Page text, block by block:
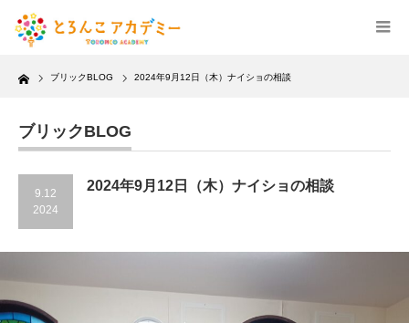
Home ブリックBLOG 2024年9月12日（木）ナイショの相談
ブリックBLOG
9.12
2024
2024年9月12日（木）ナイショの相談